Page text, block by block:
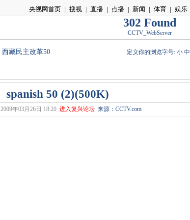
央视网首页 | 搜视 | 直播 | 点播 | 新闻 | 体育 | 娱乐
302 Found
CCTV_WebServer
西藏民主改革50
定义你的浏览字号: 小 中
spanish 50 (2)(500K)
2009年03月26日 18:20 进入复兴论坛来源：CCTV.com